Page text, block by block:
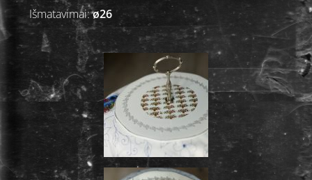
Išmatavimai:ø26